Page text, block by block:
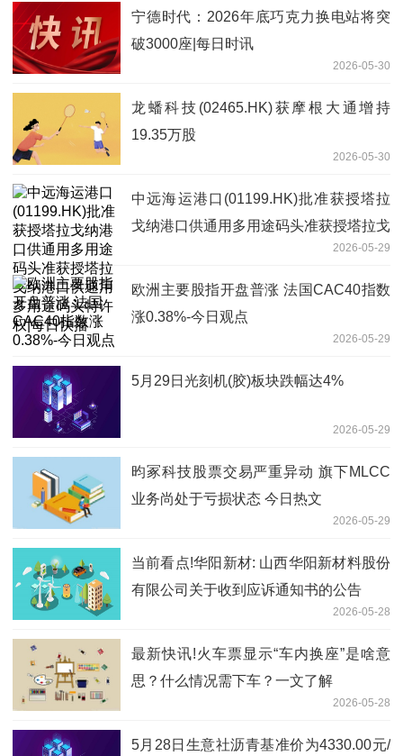
宁德时代：2026年底巧克力换电站将突
破3000座|每日时讯
2026-05-30
龙蟠科技(02465.HK)获摩根大通增持
19.35万股
2026-05-30
中远海运港口(01199.HK)批准获授塔拉
戈纳港口供通用多用途码头准获授塔拉戈
纳港口供通用多用途码头特许权|每日快
播
2026-05-29
欧洲主要股指开盘普涨 法国CAC40指数
涨0.38%-今日观点
2026-05-29
5月29日光刻机(胶)板块跌幅达4%
2026-05-29
昀冢科技股票交易严重异动 旗下MLCC
业务尚处于亏损状态 今日热文
2026-05-29
当前看点!华阳新材: 山西华阳新材料股份
有限公司关于收到应诉通知书的公告
2026-05-28
最新快讯!火车票显示“车内换座”是啥意
思？什么情况需下车？一文了解
2026-05-28
5月28日生意社沥青基准价为4330.00元/